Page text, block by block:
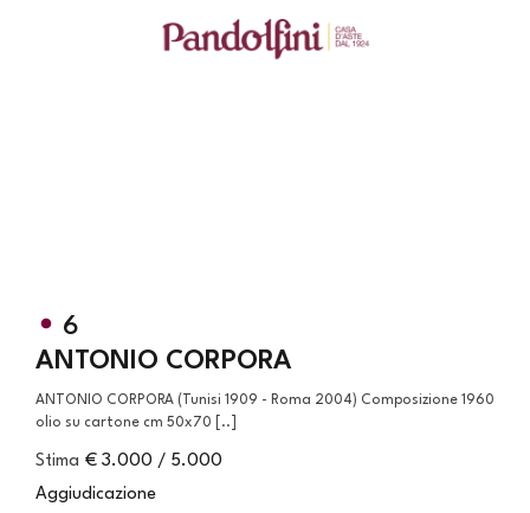
6
ANTONIO CORPORA
ANTONIO CORPORA (Tunisi 1909 - Roma 2004) Composizione 1960
olio su cartone cm 50x70 [..]
Stima € 3.000 / 5.000
Aggiudicazione